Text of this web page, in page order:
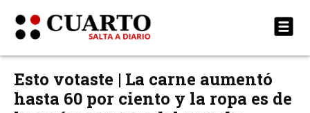
Esto votaste | La carne aumentó
hasta 60 por ciento y la ropa es de